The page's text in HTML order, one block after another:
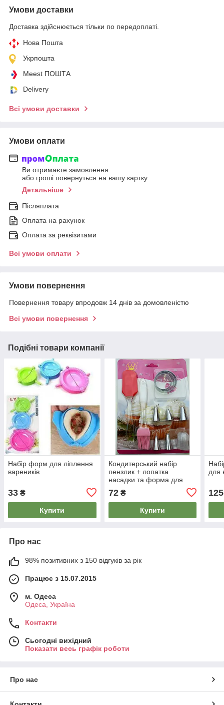
Умови доставки
Доставка здійснюється тільки по передоплаті.
Нова Пошта
Укрпошта
Meest ПОШТА
Delivery
Всі умови доставки
Умови оплати
Ви отримаєте замовлення
або гроші повернуться на вашу картку
Детальніше
Післяплата
Оплата на рахунок
Оплата за реквізитами
Всі умови оплати
Умови повернення
Повернення товару впродовж 14 днів за домовленістю
Всі умови повернення
Подібні товари компанії
Набір форм для ліплення
вареників
33 ₴
Купити
Кондитерський набір
пензлик + лопатка
насадки та форма для
72₴
Купити
для
125
Про нас
98% позитивних з 150 відгуків за рік
Працює з 15.07.2015
м. Одеса
Одеса, Україна
Контакти
Сьогодні вихідний
Показати весь графік роботи
Про нас